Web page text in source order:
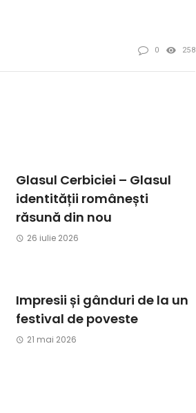
0 258
Glasul Cerbiciei – Glasul
identității românești
răsună din nou
26 iulie 2026
Impresii și gânduri de la un
festival de poveste
21 mai 2026